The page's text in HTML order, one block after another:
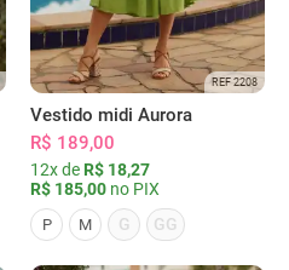
REF 2208
Vestido midi Aurora
R$ 189,00
12x de R$ 18,27
R$ 185,00 no PIX
P M G GG